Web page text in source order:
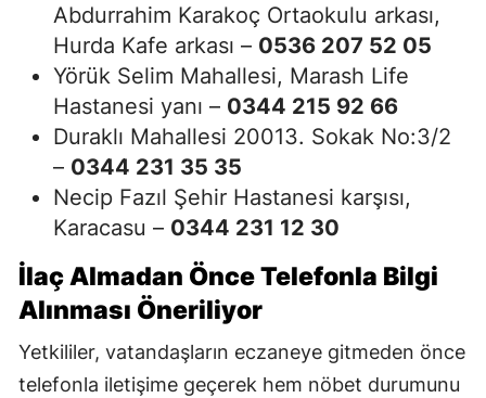
Abdurrahim Karakoç Ortaokulu arkası,
Hurda Kafe arkası – 0536 207 52 05
Yörük Selim Mahallesi, Marash Life
Hastanesi yanı – 0344 215 92 66
Duraklı Mahallesi 20013. Sokak No:3/2
– 0344 231 35 35
Necip Fazıl Şehir Hastanesi karşısı,
Karacasu – 0344 231 12 30
İlaç Almadan Önce Telefonla Bilgi
Alınması Öneriliyor
Yetkililer, vatandaşların eczaneye gitmeden önce
telefonla iletişime geçerek hem nöbet durumunu